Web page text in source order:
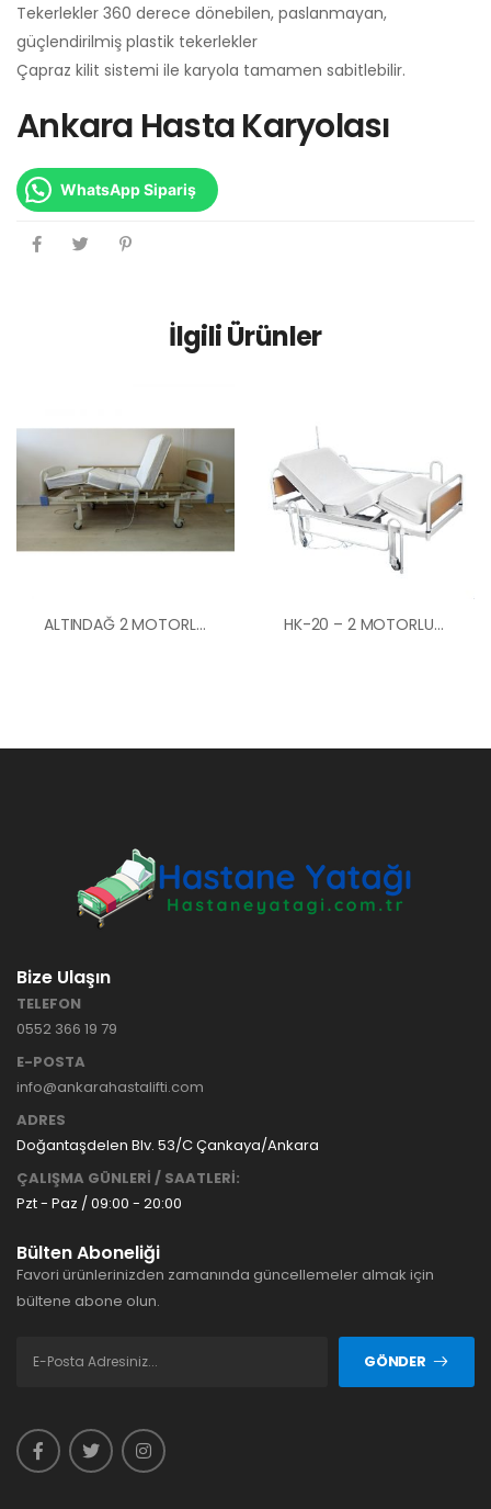
Tekerlekler 360 derece dönebilen, paslanmayan,
güçlendirilmiş plastik tekerlekler
Çapraz kilit sistemi ile karyola tamamen sabitlebilir.
Ankara Hasta Karyolası
WhatsApp Sipariş
İlgili Ürünler
ALTINDAĞ 2 MOTORLU ABS BAŞLIKLI HASTA YATAĞI HK-20 – 2 MOTORLU EKONOMİK HASTA KARYOLASI ANKARA
Bize Ulaşın
TELEFON
0552 366 19 79
E-POSTA
info@ankarahastalifti.com
ADRES
Doğantaşdelen Blv. 53/C Çankaya/Ankara
ÇALIŞMA GÜNLERİ / SAATLERİ:
Pzt - Paz / 09:00 - 20:00
Bülten Aboneliği
Favori ürünlerinizden zamanında güncellemeler almak için
bültene abone olun.
GÖNDER